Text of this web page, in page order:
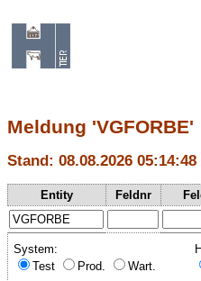
Meldung 'VGFORBE'
Stand: 08.08.2026 05:14:48
Entity Feldnr
System:
Test
Prod. Wart.